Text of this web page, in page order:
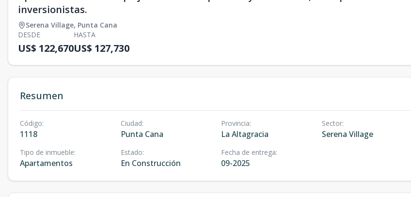
inversionistas.
Serena Village, Punta Cana
DESDE
US$ 122,670
HASTA
US$ 127,730
Resumen
Código:
1118
Ciudad:
Punta Cana
Provincia:
La Altagracia
Sector:
Serena Village
Tipo de inmueble:
Apartamentos
Estado:
En Construcción
Fecha de entrega:
09-2025